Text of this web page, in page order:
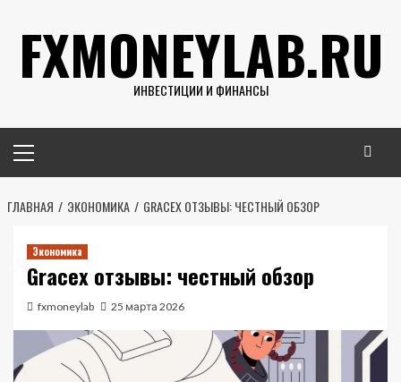
содержимому
FXMONEYLAB.RU
ИНВЕСТИЦИИ И ФИНАНСЫ
меню
ГЛАВНАЯ ЭКОНОМИКА GRACEX ОТЗЫВЫ: ЧЕСТНЫЙ ОБЗОР
Экономика
Gracex отзывы: честный обзор
fxmoneylab 25 марта 2026